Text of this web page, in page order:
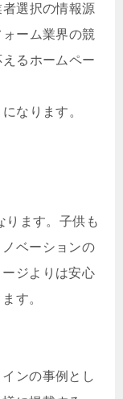
選択の情報源
ーム業界の競
るホームペー
なります。
ります。子供も
ベーションの
ジよりは安心
す。
ンの事例とし